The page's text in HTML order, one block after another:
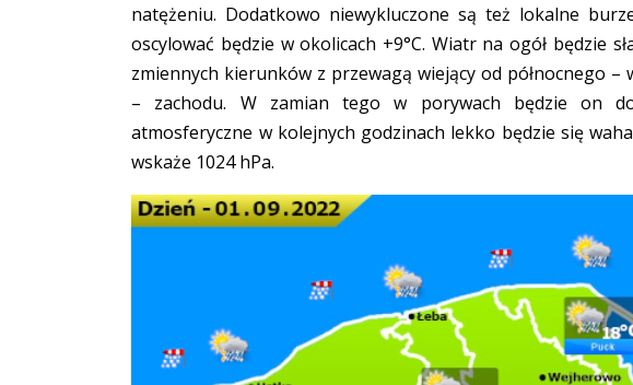
natężeniu. Dodatkowo niewykluczone są też lokalne
oscylować będzie w okolicach +9°C. Wiatr na ogół będzie
zmiennych kierunków z przewagą wiejący od północnego –
– zachodu. W zamian tego w porywach będzie on
atmosferyczne w kolejnych godzinach lekko będzie się
wskaże 1024 hPa.